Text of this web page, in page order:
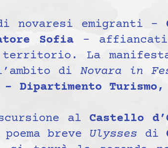
novaresi emigranti –
Sofia– affiancati
territorio. La
di Novara in
– Dipartimento
al Castello
breve Ulysses di